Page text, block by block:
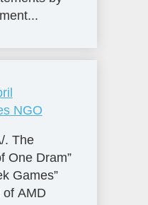
NGO
. The
One Dram”
Games”
AMD